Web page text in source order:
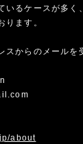
いるケースが多く
ります。
スからのメールを
about